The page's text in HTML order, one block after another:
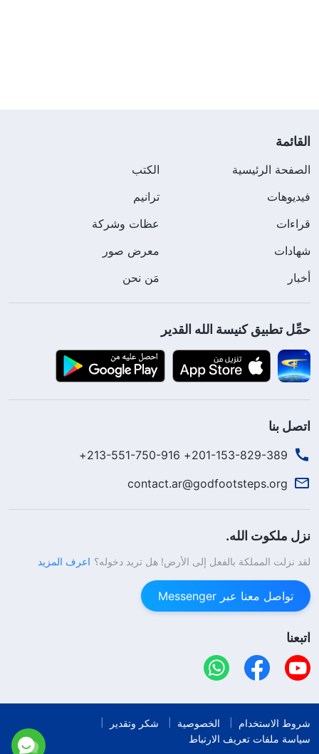
القائمة
الصفحة الرئيسية
الكتب
فيديوهات
ترانيم
قراءات
عظات وشركة
شهادات
معرض صور
أخبار
مَن نحن
حمِّل تطبيق كنيسة الله القدير
اتصل بنا
201-153-829-389+ 213-551-750-916+
contact.ar@godfootsteps.org
نزل ملكوت الله.
لقد نزلت المملكة بالفعل إلى الأرض! هل تريد دخوله؟ اعرف المزيد
تواصل معنا عبر Messenger
اتبعنا
شروط الاستخدام الخصوصية
شكر وتقدير
سياسة ملفات تعريف الارتباط